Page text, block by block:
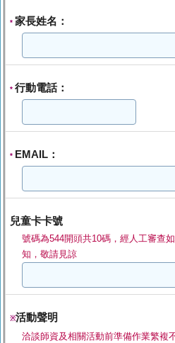
* 家長姓名：
* 行動電話：
* EMAIL：
兒童卡卡號
號碼為544開頭共10碼，經人工審查
知，敬請見諒
※活動聲明
洽談師資及相關活動前準備作業繁複